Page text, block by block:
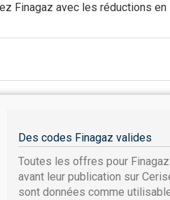
Finagaz avec les réductions
Des codes Finagaz valides
Toutes les offres pour
avant leur publication sur
sont données comme